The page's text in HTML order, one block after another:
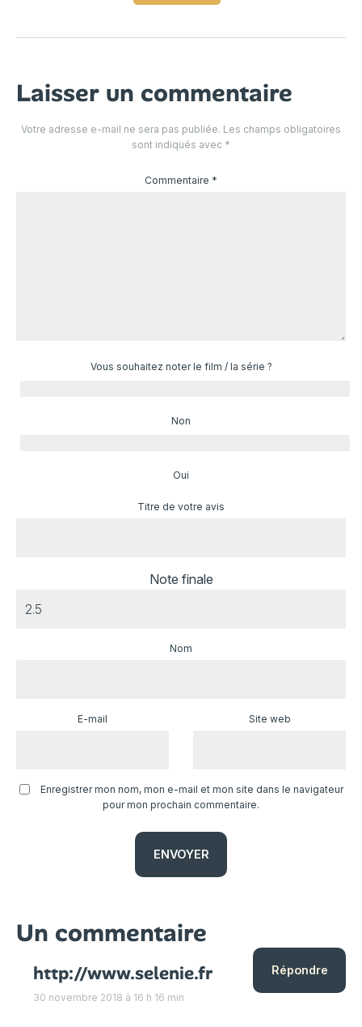
Laisser un commentaire
Votre adresse e-mail ne sera pas publiée. Les champs obligatoires
sont indiqués avec *
Commentaire *
Vous souhaitez noter le film / la série ?
Non
Oui
Titre de votre avis
Note finale
Nom
E-mail Site web
Enregistrer mon nom, mon e-mail et mon site dans le navigateur
pour mon prochain commentaire.
Un commentaire
http://www.selenie.fr
30 novembre 2018 à 16 h 16 min
Répondre